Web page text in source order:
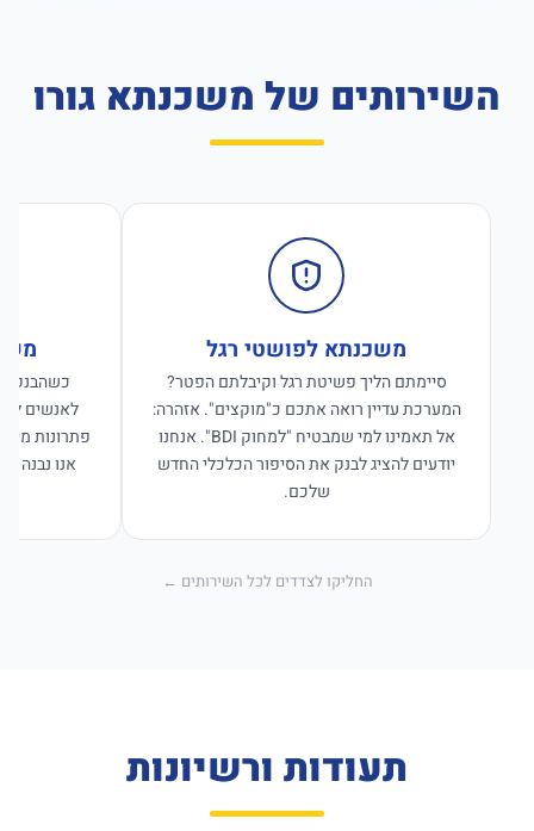
השירותים של משכנתא גורו
משכנתא לפושטי רגל
סיימתם הליך פשיטת רגל וקיבלתם הפטר?
המערכת עדיין רואה אתכם כ"מוקצים". אזהרה:
אל תאמינו למי שמבטיח "למחוק BDI". אנחנו
יודעים להציג לבנק את הסיפור הכלכלי החדש
שלכם.
לאנשים
פתרונות
אנו נבנה
החליקו לצדדים לכל השירותים ←
תעודות ורשיונות